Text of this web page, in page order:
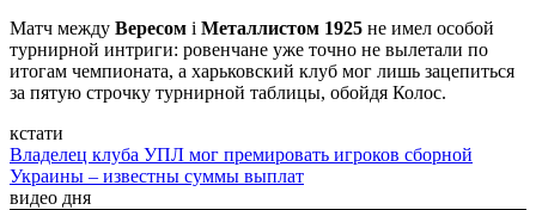
Матч между Вересом і Металлистом 1925 не имел особой
турнирной интриги: ровенчане уже точно не вылетали по
итогам чемпионата, а харьковский клуб мог лишь зацепиться
за пятую строчку турнирной таблицы, обойдя Колос.
кстати
Владелец клуба УПЛ мог премировать игроков сборной
Украины – известны суммы выплат
видео дня